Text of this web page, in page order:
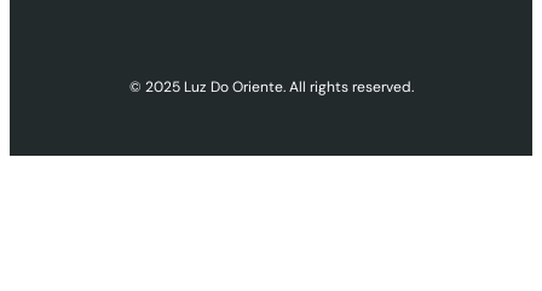
© 2025 Luz Do Oriente. All rights reserved.